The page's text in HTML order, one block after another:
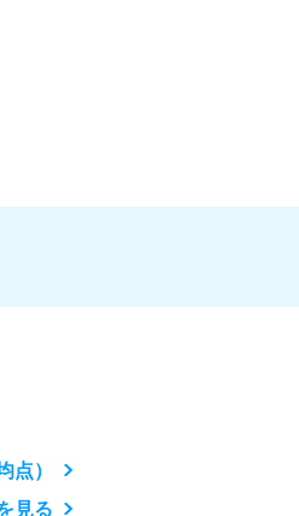
点）
見る